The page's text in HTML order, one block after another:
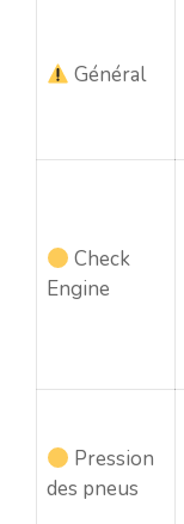
Général
Check
Engine
Pression
des pneus